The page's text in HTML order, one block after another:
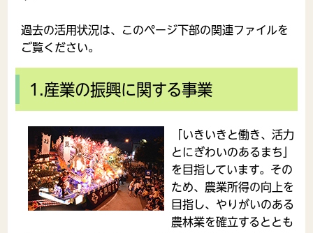
過去の活用状況は、このページ下部の関連ファイルを
ご覧ください。
1.産業の振興に関する事業
「いきいきと働き、活力
とにぎわいのあるまち」
を目指しています。その
ため、農業所得の向上を
目指し、やりがいのある
農林業を確立するととも